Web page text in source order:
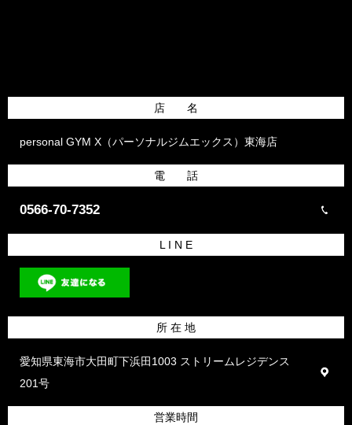
店 名
personal GYM X（パーソナルジムエックス）東海店
電 話
0566-70-7352
L I N E
所 在 地
愛知県東海市大田町下浜田1003 ストリームレジデンス
201号
営業時間